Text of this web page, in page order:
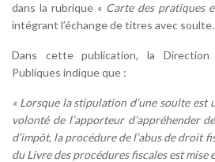
dans la rubrique « Carte des pratiques
intégrant l’échange de titres avec soulte.
Dans cette publication, la Direction
Publiques indique que :
« Lorsque la stipulation d’une soulte est
volonté de l’apporteur d’appréhender
d’impôt, la procédure de l’abus de droit
du Livre des procédures fiscales est mise